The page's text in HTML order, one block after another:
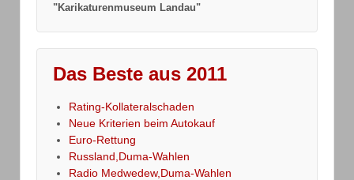
"Karikaturenmuseum Landau"
Das Beste aus 2011
Rating-Kollateralschaden
Neue Kriterien beim Autokauf
Euro-Rettung
Russland,Duma-Wahlen
Radio Medwedew,Duma-Wahlen